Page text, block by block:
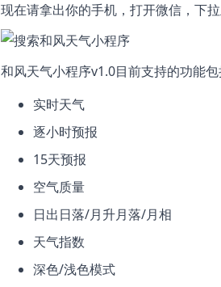
现在请拿出你的手机，打开微信，下
和风天气小程序v1.0目前支持的功能包
实时天气
逐小时预报
15天预报
空气质量
日出日落/月升月落/月相
天气指数
深色/浅色模式